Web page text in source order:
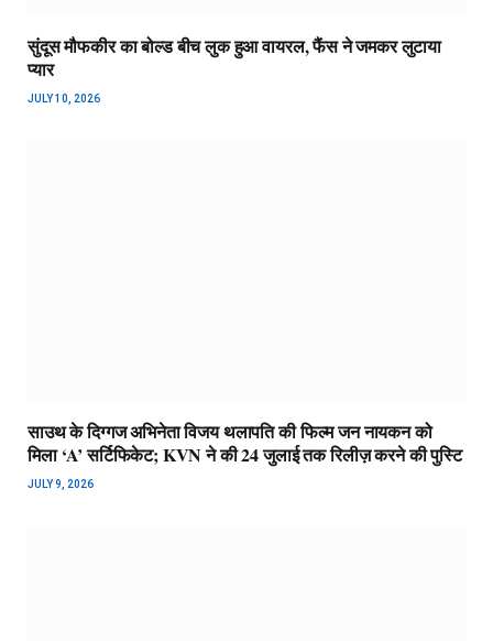
सुंदूस मौफकीर का बोल्ड बीच लुक हुआ वायरल, फैंस ने जमकर लुटाया
प्यार
JULY 10, 2026
साउथ के दिग्गज अभिनेता विजय थलापति की फिल्म जन नायकन को
मिला ‘A’ सर्टिफिकेट; KVN ने की 24 जुलाई तक रिलीज़ करने की पुस्टि
JULY 9, 2026